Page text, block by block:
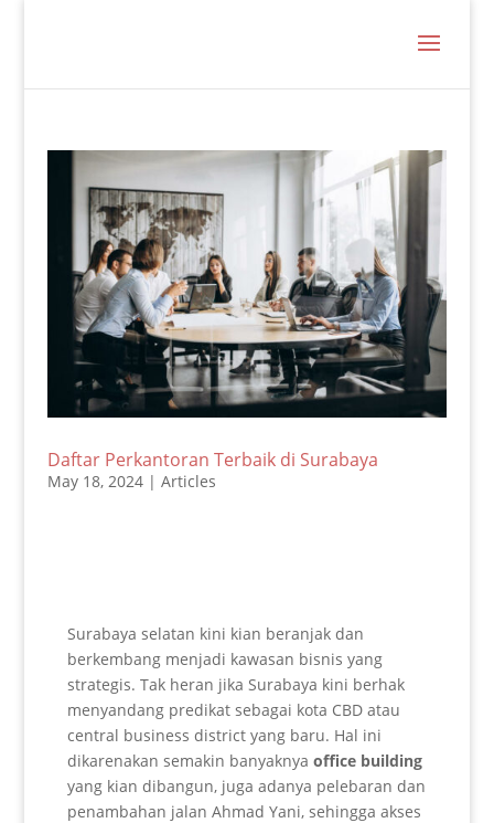
Daftar Perkantoran Terbaik di Surabaya
May 18, 2024| Articles
Surabaya selatan kini kian beranjak dan
berkembang menjadi kawasan bisnis yang
strategis. Tak heran jika Surabaya kini berhak
menyandang predikat sebagai kota CBD atau
central business district yang baru. Hal ini
dikarenakan semakin banyaknya office building
yang kian dibangun, juga adanya pelebaran dan
penambahan jalan Ahmad Yani, sehingga akses